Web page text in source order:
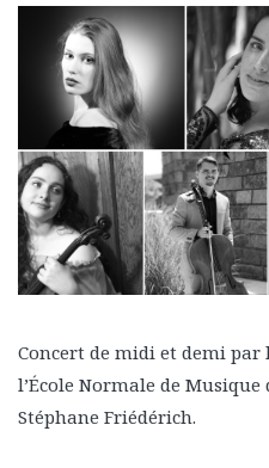
Concert de midi et demi par
l’École Normale de Musique
Stéphane Friédérich.